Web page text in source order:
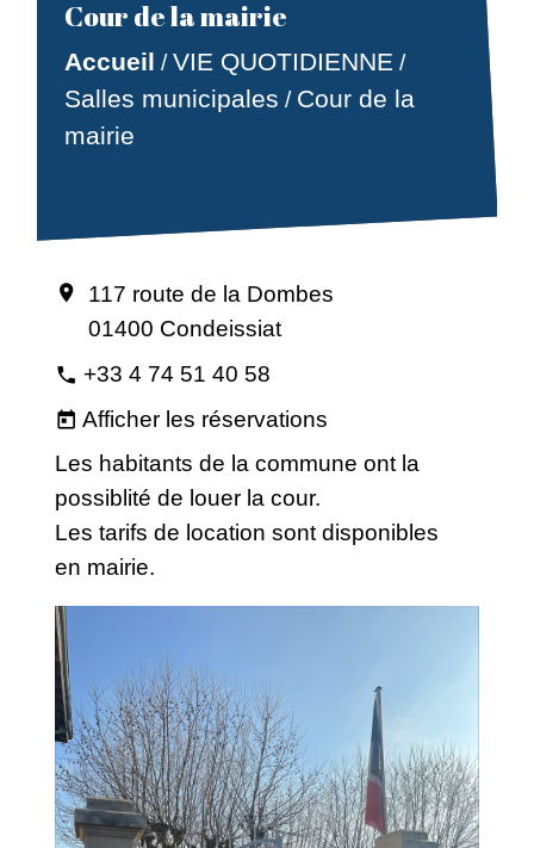
Cour de la mairie
Accueil /VIE QUOTIDIENNE /
Salles municipales / Cour de la
mairie
location_on
117 route de la Dombes
01400 Condeissiat
phone +33 4 74 51 40 58
today Afficher les réservations
Les habitants de la commune ont la
possiblité de louer la cour.
Les tarifs de location sont disponibles
en mairie.